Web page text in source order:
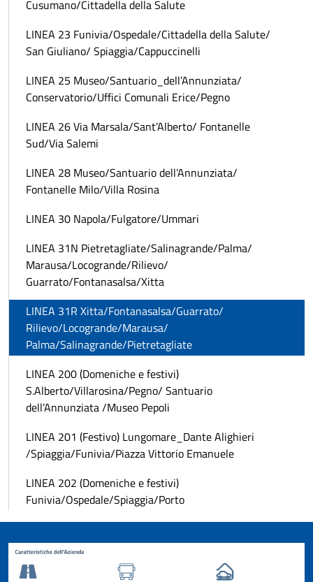
Cusumano/Cittadella della Salute
LINEA 23 Funivia/Ospedale/Cittadella della Salute/
San Giuliano/ Spiaggia/Cappuccinelli
LINEA 25 Museo/Santuario_dell’Annunziata/
Conservatorio/Uffici Comunali Erice/Pegno
LINEA 26 Via Marsala/Sant’Alberto/ Fontanelle
Sud/Via Salemi
LINEA 28 Museo/Santuario dell’Annunziata/
Fontanelle Milo/Villa Rosina
LINEA 30 Napola/Fulgatore/Ummari
LINEA 31N Pietretagliate/Salinagrande/Palma/
Marausa/Locogrande/Rilievo/
Guarrato/Fontanasalsa/Xitta
LINEA 31R Xitta/Fontanasalsa/Guarrato/
Rilievo/Locogrande/Marausa/
Palma/Salinagrande/Pietretagliate
LINEA 200 (Domeniche e festivi)
S.Alberto/Villarosina/Pegno/ Santuario
dell’Annunziata /Museo Pepoli
LINEA 201 (Festivo) Lungomare_Dante Alighieri
/Spiaggia/Funivia/Piazza Vittorio Emanuele
LINEA 202 (Domeniche e festivi)
Funivia/Ospedale/Spiaggia/Porto